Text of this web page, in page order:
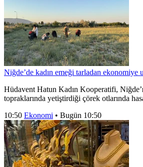
Niğde’de kadın emeği tarladan ekonomiye
Hüdavent Hatun Kadın Kooperatifi,
topraklarında yetiştirdiği çörek otlarında
10:50 Ekonomi • Bugün 10:50